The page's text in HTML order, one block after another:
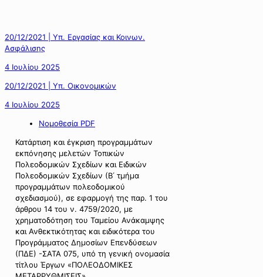
20/12/2021 | Υπ. Εργασίας και Κοινων.
Ασφάλισης
4 Ιουλίου 2025
20/12/2021 | Υπ. Οικονομικών
4 Ιουλίου 2025
Νομοθεσία PDF
Κατάρτιση και έγκριση προγραμμάτων
εκπόνησης μελετών Τοπικών
Πολεοδομικών Σχεδίων και Ειδικών
Πολεοδομικών Σχεδίων (Β΄ τμήμα
προγραμμάτων πολεοδομικού
σχεδιασμού), σε εφαρμογή της παρ. 1 του
άρθρου 14 του ν. 4759/2020, με
χρηματοδότηση του Ταμείου Ανάκαμψης
και Ανθεκτικότητας και ειδικότερα του
Προγράμματος Δημοσίων Επενδύσεων
(ΠΔΕ) -ΣΑΤΑ 075, υπό τη γενική ονομασία
τίτλου Έργων «ΠΟΛΕΟΔΟΜΙΚΕΣ